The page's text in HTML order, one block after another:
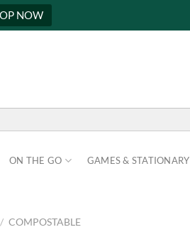
NOW
ON THE GO GAMES & STATIONARY
/ COMPOSTABLE